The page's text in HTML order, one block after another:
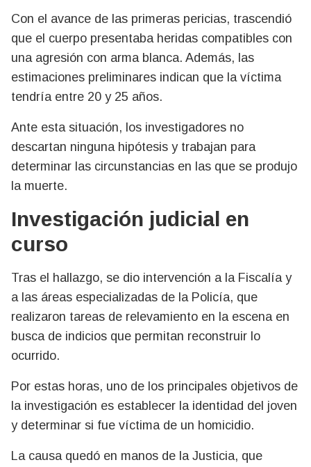
Con el avance de las primeras pericias, trascendió
que el cuerpo presentaba heridas compatibles con
una agresión con arma blanca. Además, las
estimaciones preliminares indican que la víctima
tendría entre 20 y 25 años.
Ante esta situación, los investigadores no
descartan ninguna hipótesis y trabajan para
determinar las circunstancias en las que se produjo
la muerte.
Investigación judicial en
curso
Tras el hallazgo, se dio intervención a la Fiscalía y
a las áreas especializadas de la Policía, que
realizaron tareas de relevamiento en la escena en
busca de indicios que permitan reconstruir lo
ocurrido.
Por estas horas, uno de los principales objetivos de
la investigación es establecer la identidad del joven
y determinar si fue víctima de un homicidio.
La causa quedó en manos de la Justicia, que